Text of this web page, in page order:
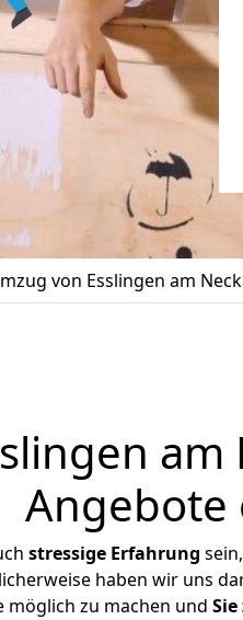
von Esslingen am
Angebote
stressige Erfahrung
haben wir uns
möglich zu machen und